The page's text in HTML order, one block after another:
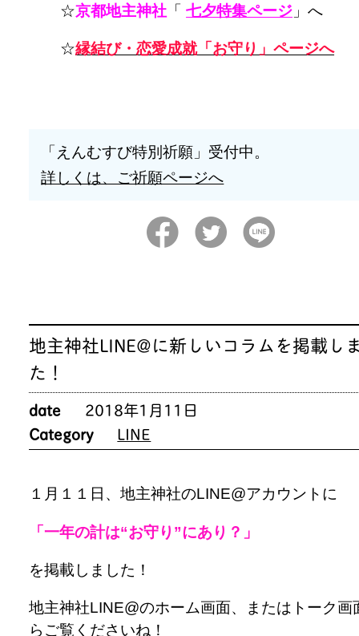
☆京都地主神社 「七夕特集ページ 」へ
☆縁結び・恋愛成就「お守り」ページへ
「えんむすび特別祈願」受付中。
詳しくは、ご祈願ページへ
地主神社LINE@に新しいコラムを掲載し
た！
date
2018年1月11日
Category
LINE
１月１１日、地主神社のLINE@アカウントに
「一年の計は“お守り”にあり？」
を掲載しました！
地主神社LINE@のホーム画面、またはトーク画
らご覧くださいね！